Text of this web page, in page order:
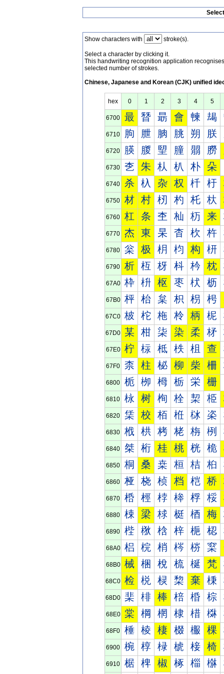
Show characters with stroke(s).
Select a character by clicking it.
This handwriting recognition application
selected number of strokes.
Chinese, Japanese and Korean (CJK) unified
hex 0 1 2 3 4 5
6700 最 朁 朂 會 朄 朅
6710 朐 朑 朒 朓 朔 朕
6720 朠 朡 朢 朣 朤 朥
6730 朰 朱 朲 朳 朴 朵
6740 杀 杁 杂 权 杄 杅
6750 材 村 杒 杓 杔 杕
6760 杠 条 杢 杣 杤 来
6770 杰 東 杲 杳 杴 杵
6780 枀 极 枂 枃 构 枅
6790 析 枑 枒 枓 枔 枕
67A0 枠 枡 枢 枣 枤 枥
67B0 枰 枱 枲 枳 枴 枵
67C0 柀 柁 柂 柃 柄 柅
67D0 某 柑 柒 染 柔 柕
67E0 柠 柡 柢 柣 柤 查
67F0 柰 柱 柲 柳 柴 柵
6800 栀 栁 栂 栃 栄 栅
6810 栐 树 栒 栓 栔 栕
6820 栠 校 栢 栣 栤 栥
6830 栰 栱 栲 栳 栴 栵
6840 桀 桁 桂 桃 桄 桅
6850 桐 桑 桒 桓 桔 桕
6860 桠 桡 桢 档 桤 桥
6870 桰 桱 桲 桳 桴 桵
6880 梀 梁 梂 梃 梄 梅
6890 梐 梑 梒 梓 梔 梕
68A0 梠 梡 梢 梣 梤 梥
68B0 械 梱 梲 梳 梴 梵
68C0 检 棁 棂 棃 棄 棅
68D0 棐 棑 棒 棓 棔 棕
68E0 棠 棡 棢 棣 棤 棥
68F0 棰 棱 棲 棳 棴 棵
6900 椀 椁 椂 椃 椄 椅
6910 椐 椑 椒 椓 椔 椕